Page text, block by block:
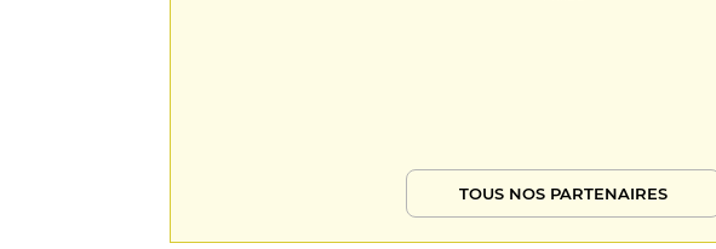
TOUS NOS PARTENAIRES